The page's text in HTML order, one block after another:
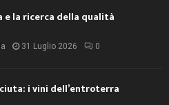
e la ricerca della qualità
31 Luglio 2026 0
i vini dell’entroterra